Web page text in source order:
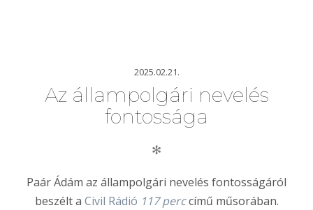
2025.02.21.
Az állampolgári nevelés
fontossága
✻
Paár Ádám az állampolgári nevelés fontosságáról
beszélt a Civil Rádió 117 perccímű műsorában.